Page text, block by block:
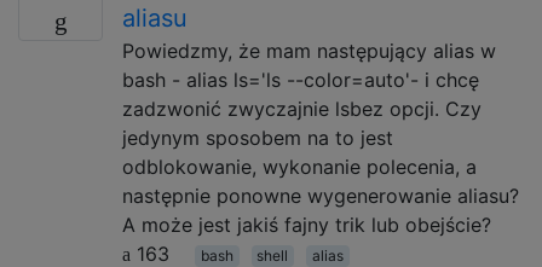
aliasu
Powiedzmy, że mam następujący alias w
bash - alias ls='ls --color=auto'- i chcę
zadzwonić zwyczajnie lsbez opcji. Czy
jedynym sposobem na to jest
odblokowanie, wykonanie polecenia, a
następnie ponowne wygenerowanie aliasu?
A może jest jakiś fajny trik lub obejście?
163
bash shell alias